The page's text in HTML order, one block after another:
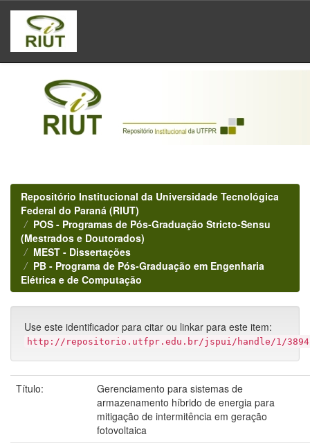
Skip
navigation
Repositório Institucional da Universidade Tecnológica
Federal do Paraná (RIUT)
POS - Programas de Pós-Graduação Stricto-Sensu
(Mestrados e Doutorados)
MEST - Dissertações
PB - Programa de Pós-Graduação em Engenharia
Elétrica e de Computação
Use este identificador para citar ou linkar para este item:
http://repositorio.utfpr.edu.br/jspui/handle/1/
Título:
Gerenciamento para sistemas de
armazenamento híbrido de energia para
mitigação de intermitência em geração
fotovoltaica